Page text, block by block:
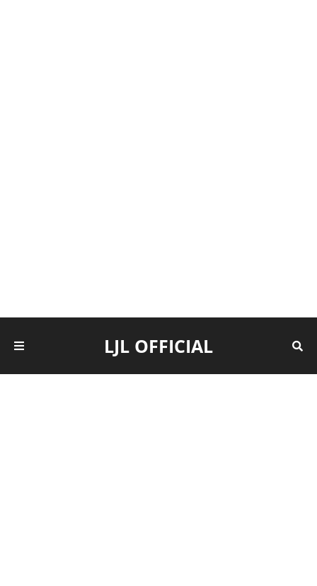
LJL OFFICIAL